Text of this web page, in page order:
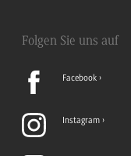
Folgen Sie uns auf
Facebook
Instagram